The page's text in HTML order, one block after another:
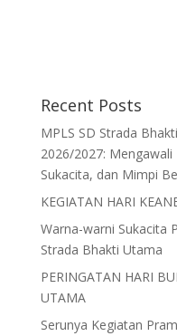
Recent Posts
MPLS SD Strada
2026/2027:
Sukacita, dan Mimpi
KEGIATAN HARI
Warna-warni Sukacita
Strada Bhakti Utama
PERINGATAN HARI
UTAMA
Serunya Kegiatan